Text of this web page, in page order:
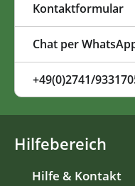
Kontaktformular
Chat per
+49(0)2741/
Hilfebereich
Hilfe & Kontakt